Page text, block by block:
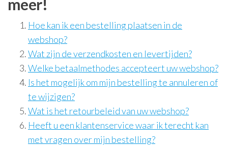
meer!
Hoe kan ik een bestelling plaatsen in de
webshop?
Wat zijn de verzendkosten en levertijden?
Welke betaalmethodes accepteert uw webshop?
Is het mogelijk om mijn bestelling te annuleren of
te wijzigen?
Wat is het retourbeleid van uw webshop?
Heeft u een klantenservice waar ik terecht kan
met vragen over mijn bestelling?